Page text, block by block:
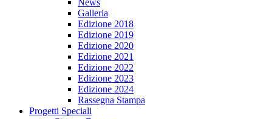
News
Galleria
Edizione 2018
Edizione 2019
Edizione 2020
Edizione 2021
Edizione 2022
Edizione 2023
Edizione 2024
Rassegna Stampa
Progetti Speciali